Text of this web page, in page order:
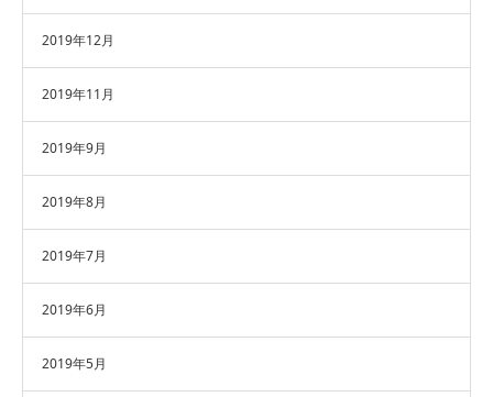
2019年12月
2019年11月
2019年9月
2019年8月
2019年7月
2019年6月
2019年5月